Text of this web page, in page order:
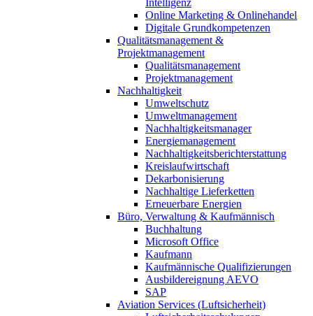
Online Marketing & Onlinehandel
Digitale Grundkompetenzen
Qualitätsmanagement &
Projektmanagement
Qualitätsmanagement
Projektmanagement
Nachhaltigkeit
Umweltschutz
Umweltmanagement
Nachhaltigkeitsmanager
Energiemanagement
Nachhaltigkeitsberichterstattung
Kreislaufwirtschaft
Dekarbonisierung
Nachhaltige Lieferketten
Erneuerbare Energien
Büro, Verwaltung & Kaufmännisch
Buchhaltung
Microsoft Office
Kaufmann
Kaufmännische Qualifizierungen
Ausbildereignung AEVO
SAP
Aviation Services (Luftsicherheit)